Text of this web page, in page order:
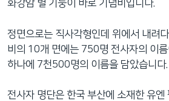
화강암 별 기둥이 바로 기념비입니다.
정면으로는 직사각형인데 위에서 내려
비의 10개 면에는 750명 전사자의 이름
하나에 7천500명의 이름을 담았습니다.
전사자 명단은 한국 부산에 소재한 유엔